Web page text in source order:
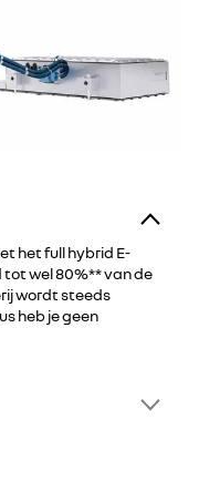
het full hybrid E-
wel 80%** van de
wordt steeds
heb je geen